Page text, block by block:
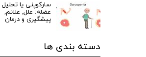
سارکوپنی یا تحلیل
عضله: علل, علائم,
پیشگیری و درمان
دسته بندی ها